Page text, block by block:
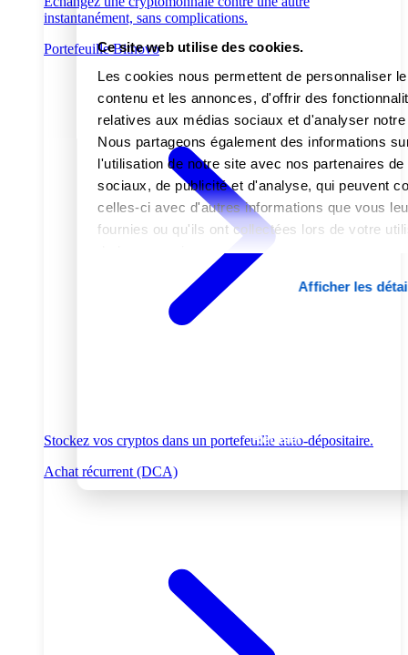
Ce site web utilise des cookies.
Les cookies nous permettent de personnaliser le
contenu et les annonces, d'offrir des
relatives aux médias sociaux et d'analyser
Nous partageons également des informations
l'utilisation de notre site avec nos partenaires
sociaux, de publicité et d'analyse, qui peuvent
celles-ci avec d'autres informations que vous
fournies ou qu'ils ont collectées lors de votre
Afficher les
Refuser
instantanément, sans complications.
Portefeuille Bitnovo
Stockez vos cryptos dans un portefeuille auto-dépositaire.
Achat récurrent (DCA)